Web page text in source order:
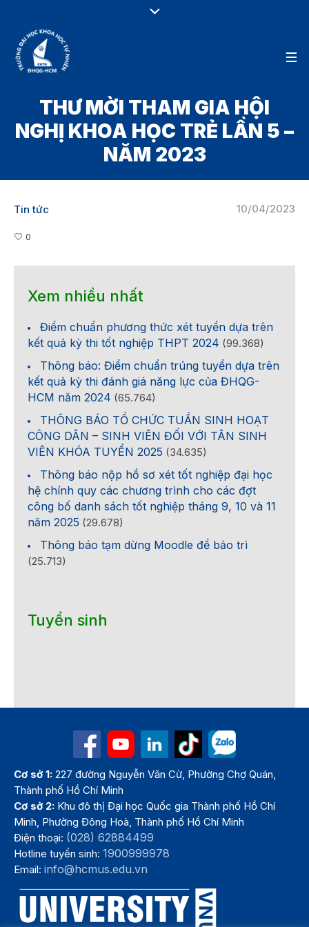
THƯ MỜI THAM GIA HỘI
NGHỊ KHOA HỌC TRẺ LẦN 5 –
NĂM 2023
10/04/2023
Tin tức
0
Xem nhiều nhất
Điểm chuẩn phương thức xét tuyển dựa trên
kết quả kỳ thi tốt nghiệp THPT 2024 (99.368)
Thông báo: Điểm chuẩn trúng tuyển dựa trên
kết quả kỳ thi đánh giá năng lực của ĐHQG-
HCM năm 2024 (65.764)
THÔNG BÁO TỔ CHỨC TUẦN SINH HOẠT
CÔNG DÂN – SINH VIÊN ĐỐI VỚI TÂN SINH
VIÊN KHÓA TUYỂN 2025 (34.635)
Thông báo nộp hồ sơ xét tốt nghiệp đại học
hệ chính quy các chương trình cho các đợt
công bố danh sách tốt nghiệp tháng 9, 10 và 11
năm 2025 (29.678)
Thông báo tạm dừng Moodle để bảo trì
(25.713)
Tuyển sinh
Cơ sở 1: 227 đường Nguyễn Văn Cừ, Phường Chợ Quán,
Thành phố Hồ Chí Minh
Cơ sở 2: Khu đô thị Đại học Quốc gia Thành phố Hồ Chí
Minh, Phường Đông Hoà, Thành phố Hồ Chí Minh
Điện thoại: (028) 62884499
Hotline tuyển sinh:1900999978
Email:info@hcmus.edu.vn